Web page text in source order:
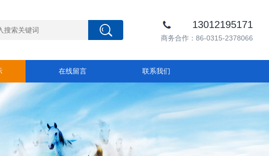
13012195171
商务合作：86-0315-2378066
在线留言 联系我们